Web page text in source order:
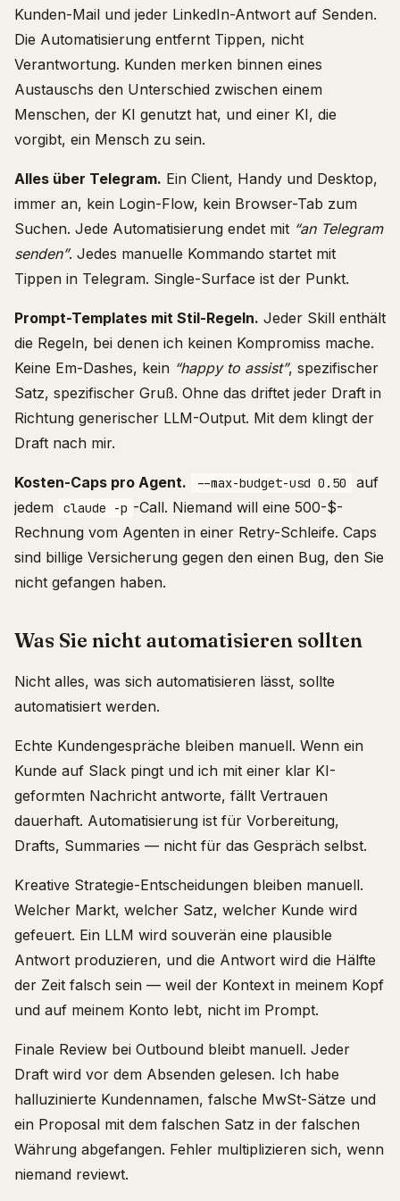
Kunden-Mail und jeder LinkedIn-Antwort auf Senden.
Die Automatisierung entfernt Tippen, nicht
Verantwortung. Kunden merken binnen eines
Austauschs den Unterschied zwischen einem
Menschen, der KI genutzt hat, und einer KI, die
vorgibt, ein Mensch zu sein.
Alles über Telegram. Ein Client, Handy und Desktop,
immer an, kein Login-Flow, kein Browser-Tab zum
Suchen. Jede Automatisierung endet mit “an Telegram
senden”. Jedes manuelle Kommando startet mit
Tippen in Telegram. Single-Surface ist der Punkt.
Prompt-Templates mit Stil-Regeln. Jeder Skill enthält
die Regeln, bei denen ich keinen Kompromiss mache.
Keine Em-Dashes, kein “happy to assist”, spezifischer
Satz, spezifischer Gruß. Ohne das driftet jeder Draft in
Richtung generischer LLM-Output. Mit dem klingt der
Draft nach mir.
Kosten-Caps pro Agent. --max-budget-usd 0.50
auf
jedem
claude -p -Call. Niemand will eine 500-$-
Rechnung vom Agenten in einer Retry-Schleife. Caps
sind billige Versicherung gegen den einen Bug, den Sie
nicht gefangen haben.
Was Sie nicht automatisieren sollten
Nicht alles, was sich automatisieren lässt, sollte
automatisiert werden.
Echte Kundengespräche bleiben manuell. Wenn ein
Kunde auf Slack pingt und ich mit einer klar KI-
geformten Nachricht antworte, fällt Vertrauen
dauerhaft. Automatisierung ist für Vorbereitung,
Drafts, Summaries — nicht für das Gespräch selbst.
Kreative Strategie-Entscheidungen bleiben manuell.
Welcher Markt, welcher Satz, welcher Kunde wird
gefeuert. Ein LLM wird souverän eine plausible
Antwort produzieren, und die Antwort wird die Hälfte
der Zeit falsch sein — weil der Kontext in meinem Kopf
und auf meinem Konto lebt, nicht im Prompt.
Finale Review bei Outbound bleibt manuell. Jeder
Draft wird vor dem Absenden gelesen. Ich habe
halluzinierte Kundennamen, falsche MwSt-Sätze und
ein Proposal mit dem falschen Satz in der falschen
Währung abgefangen. Fehler multiplizieren sich, wenn
niemand reviewt.